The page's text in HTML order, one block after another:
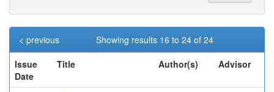
Showing results 16 to 24 of 24
< previous
Issue
Date
Title Author(s) Advisor